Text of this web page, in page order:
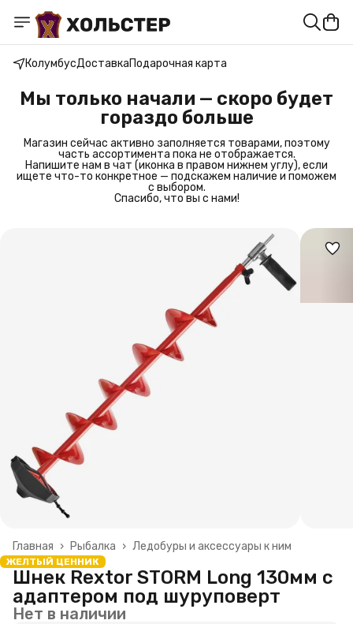
КолумбусДоставкаПодарочная карта
Мы только начали — скоро будет
гораздо больше
Магазин сейчас активно заполняется товарами, поэтому
часть ассортимента пока не отображается.
Напишите нам в чат (иконка в правом нижнем углу), если
ищете что-то конкретное — подскажем наличие и поможем
с выбором.
Спасибо, что вы с нами!
Ледобуры и аксессуары к ним
Рыбалка ›
Главная ›
ЖЕЛТЫЙ ЦЕННИК
Шнек Rextor STORM Long 130мм с
адаптером под шуруповерт
Нет в наличии